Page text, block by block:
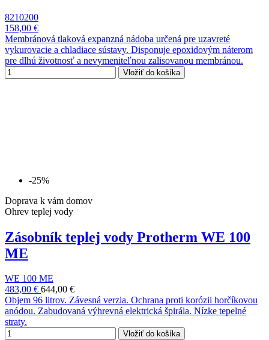
8210200
158,00 €
Membránová tlaková expanzná nádoba určená pre uzavreté
vykurovacie a chladiace sústavy. Disponuje epoxidovým náterom
pre dlhú životnosť a nevymeniteľnou zalisovanou membránou.
Vložiť do košíka
-25%
Doprava k vám domov
Ohrev teplej vody
Zásobník teplej vody Protherm WE 100
ME
WE 100 ME
483,00 € 644,00 €
Objem 96 litrov. Závesná verzia. Ochrana proti korózii horčíkovou
anódou. Zabudovaná výhrevná elektrická špirála. Nízke tepelné
straty.
Vložiť do košíka